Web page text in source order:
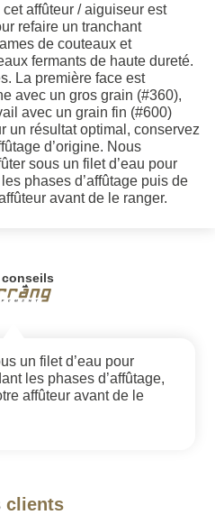
affûteur / aiguiseur est
refaire un tranchant
de couteaux et
fermants de haute dureté.
La première face est
avec un gros grain (#360),
avec un grain fin (#600)
un résultat optimal, conservez
d’origine. Nous
sous un filet d’eau pour
phases d’affûtage puis de
avant de le ranger.
conseils
un filet d’eau pour
les phases d’affûtage,
affûteur avant de le
clients